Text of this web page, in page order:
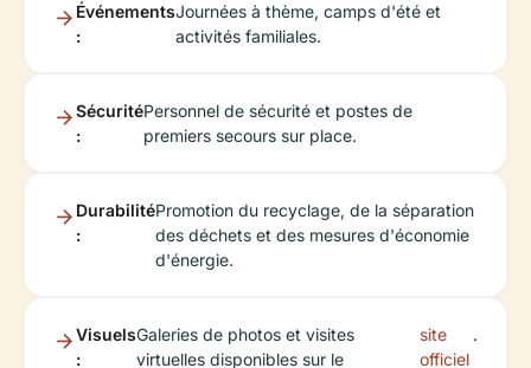
Événements
:
Journées à thème, camps d'été et
activités familiales.
Sécurité
:
Personnel de sécurité et postes de
premiers secours sur place.
Durabilité
:
Promotion du recyclage, de la séparation
des déchets et des mesures d'économie
d'énergie.
Visuels
:
Galeries de photos et visites
virtuelles disponibles sur le
site
officiel
.